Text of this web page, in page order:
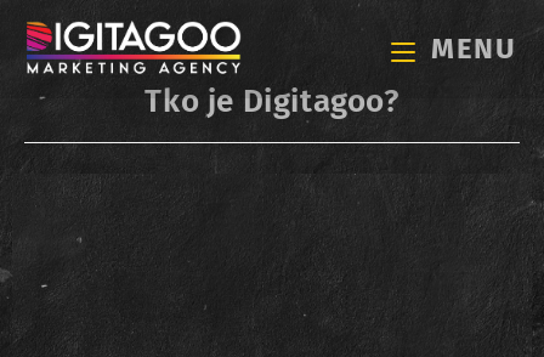
MENU
Tko je Digitagoo?